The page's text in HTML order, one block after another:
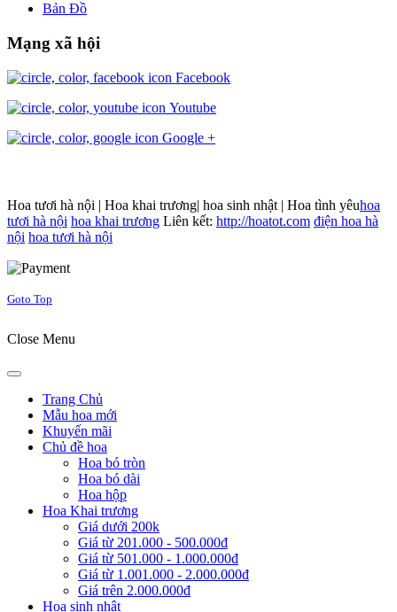
Bản Đồ
Mạng xã hội
Facebook
Youtube
Google +
Hoa tươi hà nội | Hoa khai trương| hoa sinh nhật | Hoa tình yêuhoa
tươi hà nội hoa khai trương Liên kết: http://hoatot.com điện hoa hà
nội hoa tươi hà nội
Goto Top
Close Menu
Trang Chủ
Mẫu hoa mới
Khuyến mãi
Chủ đề hoa
Hoa bó tròn
Hoa bó dài
Hoa hộp
Hoa Khai trương
Giá dưới 200k
Giá từ 201.000 - 500.000đ
Giá từ 501.000 - 1.000.000đ
Giá từ 1.001.000 - 2.000.000đ
Giá trên 2.000.000đ
Hoa sinh nhật